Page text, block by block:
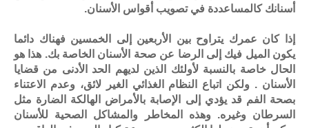
أسنانك كالمساعددة في تصويب أقواس الأسنان.
إذا كان عمرك يتراوح بين الأربعين إلى الخمسين فهناك دائما
يكون الميل فيك إلى الرضا عن صحة الأسنان الخاصة بك. هذا هو
الحال خاصة بالنسبة لأولئك الذين لديهم الحد الأدنى من قضايا
الأسنان . ولكن اتباع النظام الغذائي الغير لائق، وعدم الاعتناء
بصحة الفم قد يؤدي إلى الإصابة بالأمراض الهالكة الضارة مثل
السرطان وغيره. وهذه المخاطر والمشاكل الصحية للأسنان